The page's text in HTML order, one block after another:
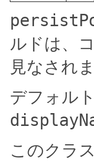
ルドは、
見なされ
デフォル
このクラ